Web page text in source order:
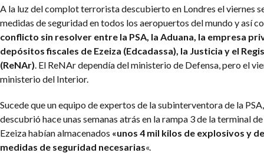
A la luz del complot terrorista descubierto en Londres el viernes
medidas de seguridad en todos los aeropuertos del mundo y así
conflicto sin resolver entre la PSA, la Aduana, la empresa
depósitos fiscales de Ezeiza (Edcadassa), la Justicia y el
(ReNAr). El ReNAr dependía del ministerio de Defensa, pero el
ministerio del Interior.
Sucede que un equipo de expertos de la subinterventora de la
descubrió hace unas semanas atrás en la rampa 3 de la terminal
Ezeiza habían almacenados «unos 4 mil kilos de explosivos y
medidas de seguridad necesarias«.